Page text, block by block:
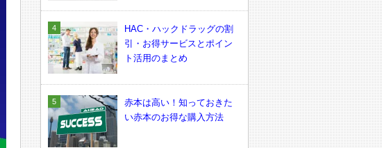
HAC・ハックドラッグの割
引・お得サービスとポイン
ト活用のまとめ
赤本は高い！知っておきた
い赤本のお得な購入方法